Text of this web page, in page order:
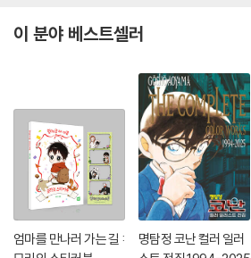
이 분야 베스트셀러
엄마를 만나러 가는 길 :
명탐정 코난 컬러 일러